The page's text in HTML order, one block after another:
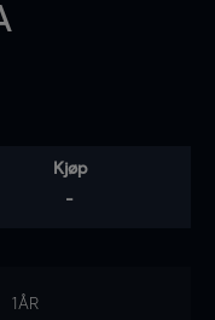
Kjøp
-
1ÅR